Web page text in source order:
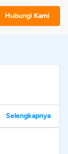
Hubungi Kami
Selengkapnya